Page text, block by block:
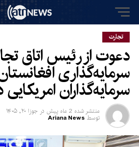
تجارت
دعوت از رئیس اتاق
سرمایه‌گذاری
سرمایه‌گذاران
منتشر شده 2 ماه پیش در جوزا ۲۰, ۱۴۰۵
توسط Ariana News